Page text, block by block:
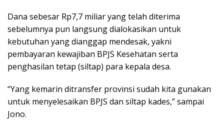
Dana sebesar Rp7,7 miliar yang telah diterima
sebelumnya pun langsung dialokasikan untuk
kebutuhan yang dianggap mendesak, yakni
pembayaran kewajiban BPJS Kesehatan serta
penghasilan tetap (siltap) para kepala desa.
“Yang kemarin ditransfer provinsi sudah kita gunakan
untuk menyelesaikan BPJS dan siltap kades,” sampai
Jono.